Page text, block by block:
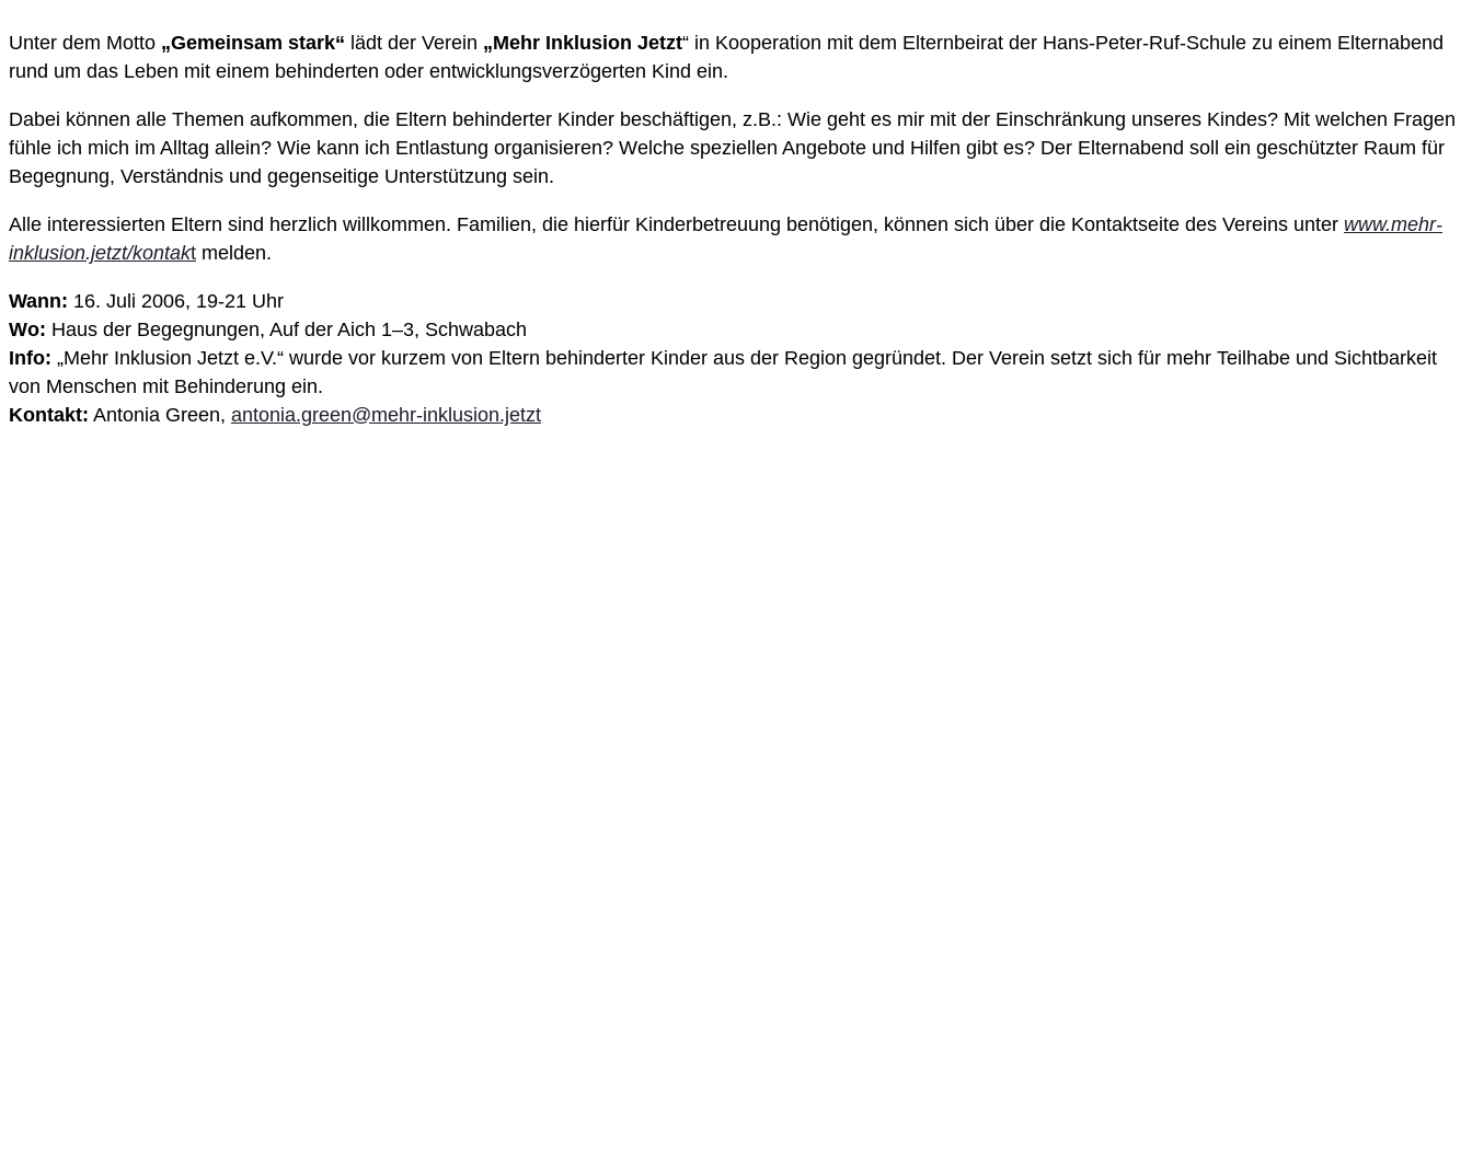
Unter dem Motto „Gemeinsam stark“ lädt der Verein „Mehr Inklusion Jetzt“ in Kooperation mit dem Elternbeirat der Hans-Peter-Ruf-Schule zu einem Elternabend
rund um das Leben mit einem behinderten oder entwicklungsverzögerten Kind ein.
Dabei können alle Themen aufkommen, die Eltern behinderter Kinder beschäftigen, z.B.: Wie geht es mir mit der Einschränkung unseres Kindes? Mit welchen Fragen
fühle ich mich im Alltag allein? Wie kann ich Entlastung organisieren? Welche speziellen Angebote und Hilfen gibt es? Der Elternabend soll ein geschützter Raum für
Begegnung, Verständnis und gegenseitige Unterstützung sein.
Alle interessierten Eltern sind herzlich willkommen. Familien, die hierfür Kinderbetreuung benötigen, können sich über die Kontaktseite des Vereins unter www.mehr-
inklusion.jetzt/kontakt melden.
Wann: 16. Juli 2006, 19-21 Uhr
Wo: Haus der Begegnungen, Auf der Aich 1–3, Schwabach
Info: „Mehr Inklusion Jetzt e.V.“ wurde vor kurzem von Eltern behinderter Kinder aus der Region gegründet. Der Verein setzt sich für mehr Teilhabe und Sichtbarkeit
von Menschen mit Behinderung ein.
Kontakt: Antonia Green, antonia.green@mehr-inklusion.jetzt